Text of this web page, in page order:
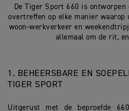
De Tiger Sport 660 is
overtreffen op elke manier
woon-werkverkeer en
allemaal om de rit,
1. BEHEERSBARE EN
TIGER SPORT
Uitgerust met de beproefde